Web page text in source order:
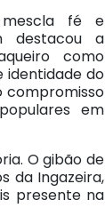
mescla fé e
destacou a
como
identidade do
compromisso
em
O gibão de
da Ingazeira,
presente na